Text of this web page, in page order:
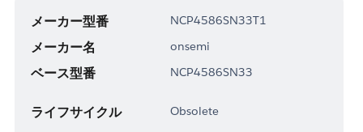
メーカー型番 NCP4586SN33T1
メーカー名 onsemi
ベース型番 NCP4586SN33
ライフサイクル Obsolete